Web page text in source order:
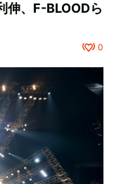
伸、F-BLOODら
0